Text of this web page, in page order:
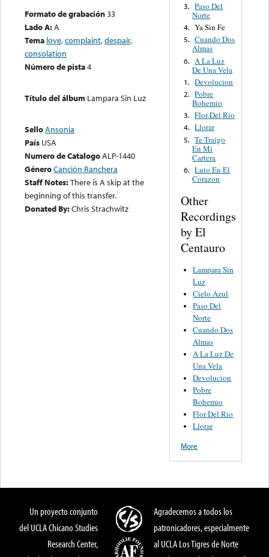
Formato de grabación33
Lado A:A
Tema love,complaint,despair,
consolation
Número de pista4
Título del álbum Lampara Sin Luz
SelloAnsonia
País USA
Numero de CatalogoALP-1440
GéneroCanción Ranchera
Staff Notes:There is A skip at the
beginning of this transfer.
Donated By:Chris Strachwitz
3. Paso Del
Norte
4. Ya Sin Fe
5. Cuando Dos
Almas
6. A La Luz
De Una Vela
1. Devolucion
2. Pobre
Bohemio
3. Flor Del Rio
4. Llorar
5. Te Traigo
En Mi
Cartera
6. Luto En El
Corazon
Other
Recordings
by El
Centauro
Lampara Sin
Luz
Cielo Azul
Paso Del
Norte
Cuando Dos
Almas
A La Luz De
Una Vela
Devolucion
Pobre
Bohemio
Flor Del Rio
Llorar
More
Un proyecto conjunto
del UCLA Chicano Studies
Research Center,
Agradecemos a todos los
patronicadores, especialmente
al UCLA Los Tigres de Norte